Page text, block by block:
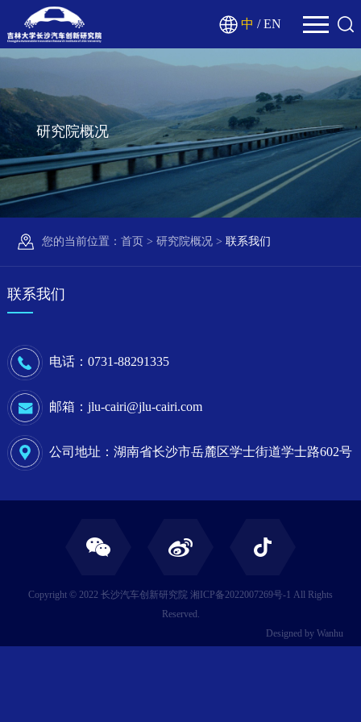
中 /EN
研究院概况
您的当前位置：首页 >研究院概况 >联系我们
联系我们
电话：0731-88291335
邮箱：jlu-cairi@jlu-cairi.com
公司地址：湖南省长沙市岳麓区学士街道学士路602号
Copyright © 2022 长沙汽车创新研究院 湘ICP备2022007269号-1 All Rights
Reserved.
Designed by Wanhu